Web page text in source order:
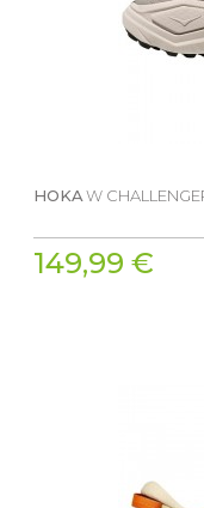
HOKAW
149,99 €